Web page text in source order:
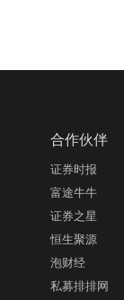
合作伙伴
证券时报
富途牛牛
证券之星
恒生聚源
泡财经
私募排排网